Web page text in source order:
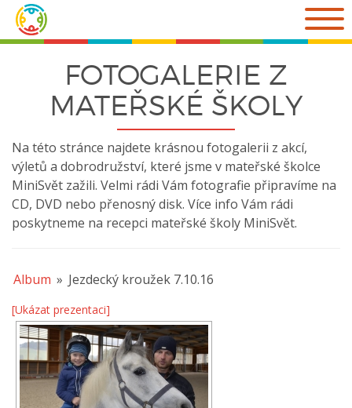
Přejít
obsahu
FOTOGALERIE Z
MATEŘSKÉ ŠKOLY
Na této stránce najdete krásnou fotogalerii z akcí,
výletů a dobrodružství, které jsme v mateřské školce
MiniSvět zažili. Velmi rádi Vám fotografie připravíme na
CD, DVD nebo přenosný disk. Více info Vám rádi
poskytneme na recepci mateřské školy MiniSvět.
Album » Jezdecký kroužek 7.10.16
[Ukázat prezentaci]